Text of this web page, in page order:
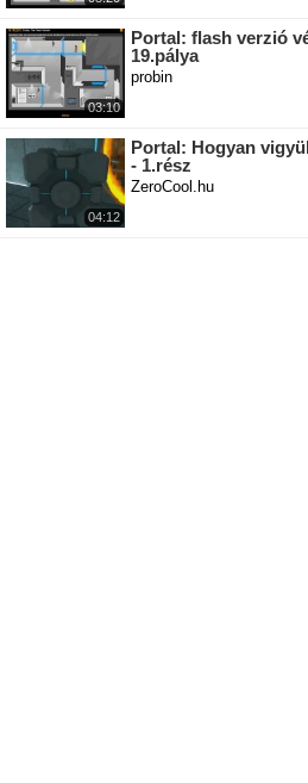
03:10
Portal: flash verzió
19.pálya
probin
04:12
Portal: Hogyan
- 1.rész
ZeroCool.hu